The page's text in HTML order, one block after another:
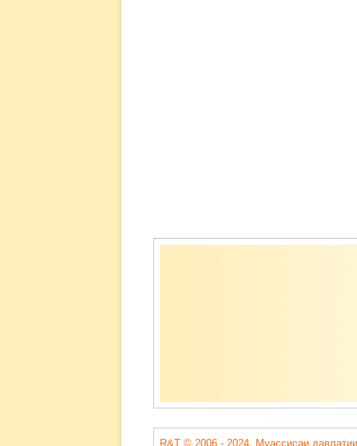
Содержимое
R&T © 2006 - 2024. Муассисаи